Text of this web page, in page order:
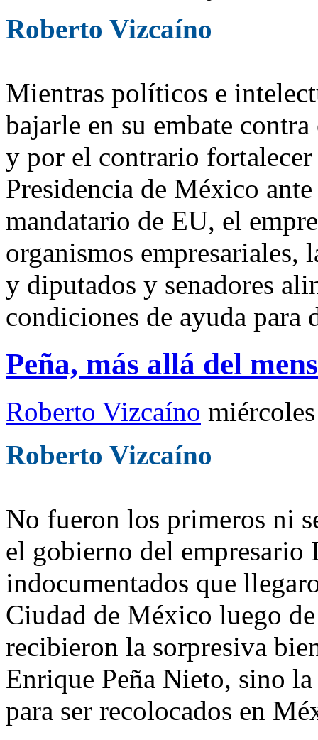
Roberto Vizcaíno
Mientras políticos e
bajarle en su embate
y por el contrario
Presidencia de México
mandatario de EU, el
organismos empresariales,
y diputados y senadores
condiciones de ayuda para
Peña, más allá del
Roberto Vizcaíno
Roberto Vizcaíno
No fueron los primeros ni
el gobierno del
indocumentados que
Ciudad de México luego
recibieron la sorpresiva
Enrique Peña Nieto, sino
para ser recolocados en